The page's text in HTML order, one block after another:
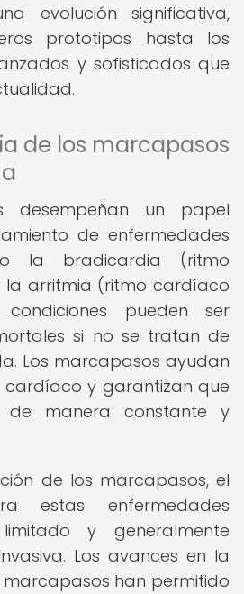
evolución significativa,
prototipos hasta los
y sofisticados que
de los marcapasos
desempeñan un papel
de enfermedades
la bradicardia (ritmo
arritmia (ritmo cardíaco
condiciones pueden ser
si no se tratan de
Los marcapasos ayudan
y garantizan que
manera constante y
de los marcapasos, el
estas enfermedades
y generalmente
Los avances en la
han permitido